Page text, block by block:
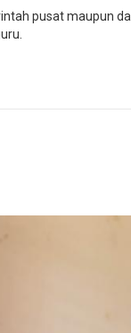
pusat maupun